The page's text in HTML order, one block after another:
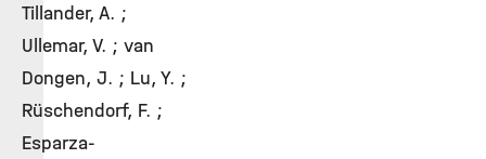
Tillander, A. ;
Ullemar, V. ; van
Dongen, J. ; Lu, Y. ;
Rüschendorf, F. ;
Esparza-